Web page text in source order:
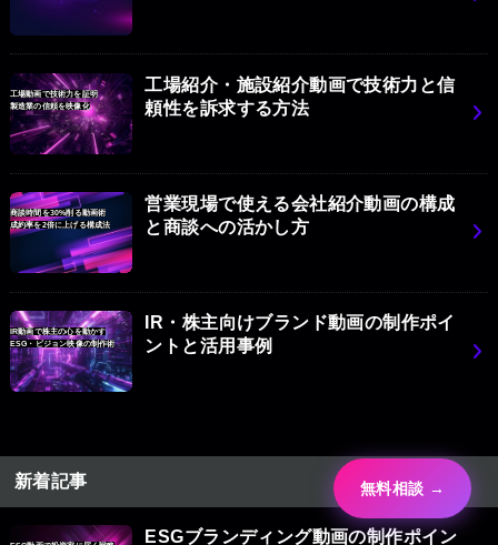
工場動画で技術力を証明
製造業の信頼を映像化
工場紹介・施設紹介動画で技術力と信
頼性を訴求する方法
商談時間を30%削る動画術
成約率を2倍に上げる構成法
営業現場で使える会社紹介動画の構成
と商談への活かし方
IR動画で株主の心を動かす
ESG・ビジョン映像の制作術
IR・株主向けブランド動画の制作ポイ
ントと活用事例
新着記事
ESGブランディング動画の制作ポイン
無料相談 →